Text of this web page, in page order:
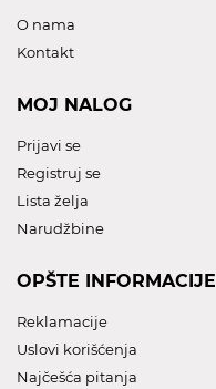
O nama
Kontakt
MOJ NALOG
Prijavi se
Registruj se
Lista želja
Narudžbine
OPŠTE INFORMACIJE
Reklamacije
Uslovi korišćenja
Najčešća pitanja